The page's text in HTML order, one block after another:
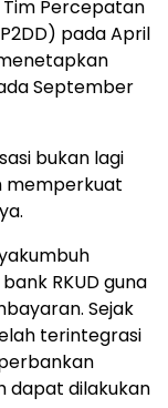
Percepatan
pada April
September
bukan lagi
memperkuat
RKUD guna
Sejak
terintegrasi
dapat dilakukan